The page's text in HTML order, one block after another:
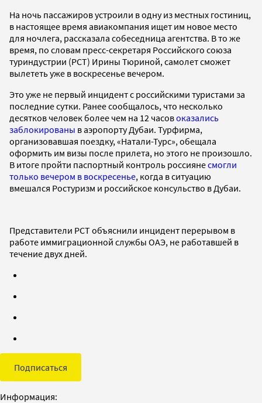
На ночь пассажиров устроили в одну из местных гостиниц,
в настоящее время авиакомпания ищет им новое место
для ночлега, рассказала собеседница агентства. В то же
время, по словам пресс-секретаря Российского союза
туриндустрии (РСТ) Ирины Тюриной, самолет сможет
вылететь уже в воскресенье вечером.
Это уже не первый инцидент с российскими туристами за
последние сутки. Ранее сообщалось, что несколько
десятков человек более чем на 12 часовоказались
заблокированы в аэропорту Дубаи. Турфирма,
организовавшая поездку, «Натали-Турс», обещала
оформить им визы после прилета, но этого не произошло.
В итоге пройти паспортный контроль россиянесмогли
только вечером в воскресенье, когда в ситуацию
вмешался Ростуризм и российское консульство в Дубаи.
Представители РСТ объяснили инцидент перерывом в
работе иммиграционной службы ОАЭ, не работавшей в
течение двух дней.
Подписаться
Информация: